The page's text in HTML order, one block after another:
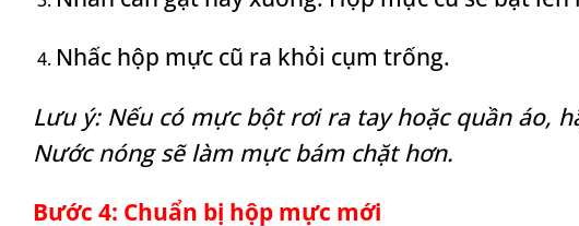
Nhấc hộp mực cũ ra khỏi cụm trống.
Lưu ý: Nếu có mực bột rơi ra tay hoặc quần áo,
Nước nóng sẽ làm mực bám chặt hơn.
Bước 4: Chuẩn bị hộp mực mới